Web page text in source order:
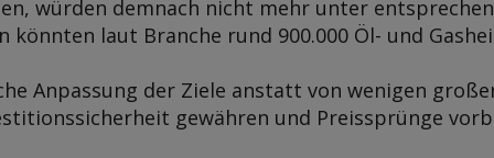
würden demnach nicht mehr unter
laut Branche rund 900.000 Öl- und
Anpassung der Ziele anstatt von wenigen
gewähren und Preissprünge